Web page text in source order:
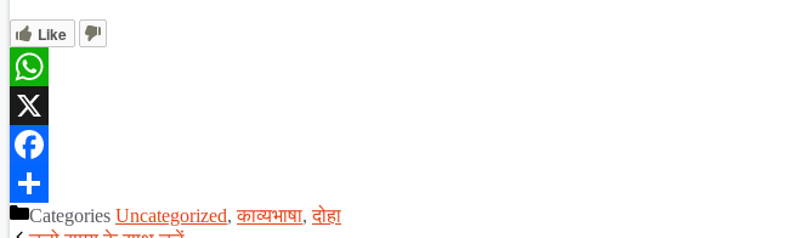
Like
WhatsApp
X
Facebook
ShareCategories Uncategorized,काव्यभाषा,दोहा